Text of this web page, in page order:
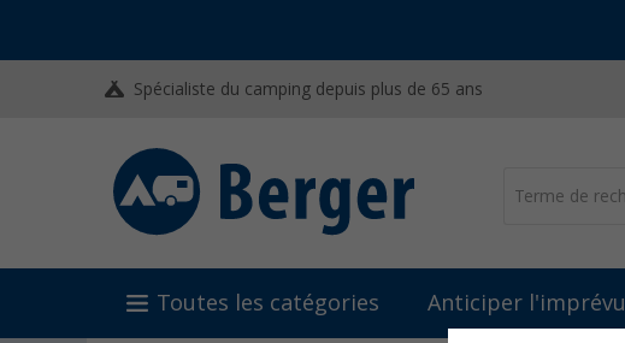
Spécialiste du camping depuis plus de 65 ans
Toutes les catégories Anticiper l'imprévu